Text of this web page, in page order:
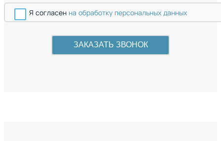
Я согласен на обработку персональных данных